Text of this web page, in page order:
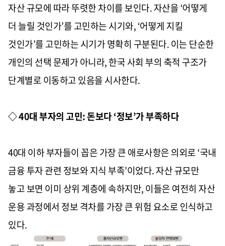
자산 규모에 따라 뚜렷한 차이를 보인다. 자산을 ‘어떻게
더 늘릴 것인가’를 고민하는 시기와, ‘어떻게 지킬
것인가’를 고민하는 시기가 명확히 구분된다. 이는 단순한
개인의 선택 문제가 아니라, 한국 사회 부의 축적 구조가
단계별로 이동하고 있음을 시사한다.
◇ 40대 부자의 고민: 돈보다 ‘정보’가 부족하다
40대 이하 부자들이 꼽은 가장 큰 애로사항은 의외로 ‘국내
금융 투자 관련 정보와 지식 부족’이었다. 자산 규모만
놓고 보면 이미 상위 계층에 속하지만, 이들은 여전히 자산
운용 과정에서 정보 격차를 가장 큰 위험 요소로 인식하고
있다.